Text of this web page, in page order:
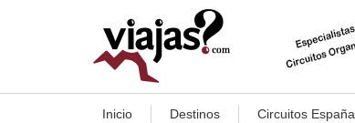
Inicio Destinos Circuitos España